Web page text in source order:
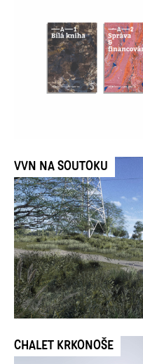
VVN NA SOUTOKU
CHALET KRKONOŠE